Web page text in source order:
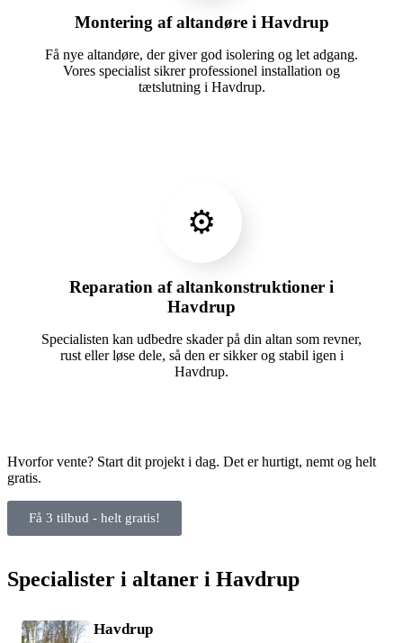
Montering af altandøre i Havdrup
Få nye altandøre, der giver god isolering og let adgang.
Vores specialist sikrer professionel installation og
tætslutning i Havdrup.
⚙️
Reparation af altankonstruktioner i
Havdrup
Specialisten kan udbedre skader på din altan som revner,
rust eller løse dele, så den er sikker og stabil igen i
Havdrup.
Hvorfor vente? Start dit projekt i dag. Det er hurtigt, nemt og helt
gratis.
Få 3 tilbud - helt gratis!
Specialister i altaner i Havdrup
Havdrup